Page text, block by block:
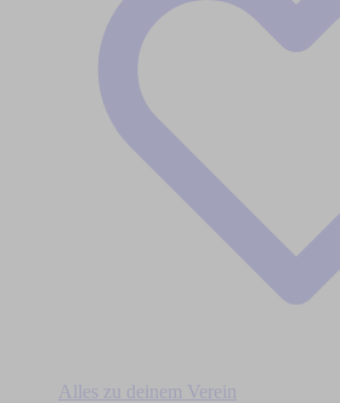
Alles zu deinem Verein